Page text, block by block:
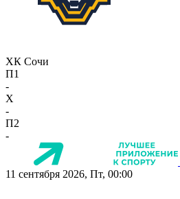
ХК Сочи
П1
-
X
-
П2
-
11 сентября 2026, Пт, 00:00